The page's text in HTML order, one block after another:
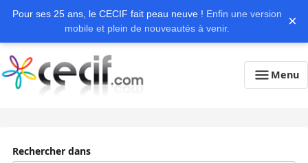
Pour ses 25 ans, le CECIF fait peau neuve ! Enfin une version
mobile et plein de nouveautés à venir.
×
Menu
Rechercher dans